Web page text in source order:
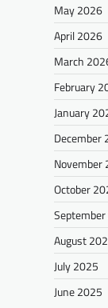
May 2026
April 2026
March
February
January
December
November
October
August
July 2025
June 2025